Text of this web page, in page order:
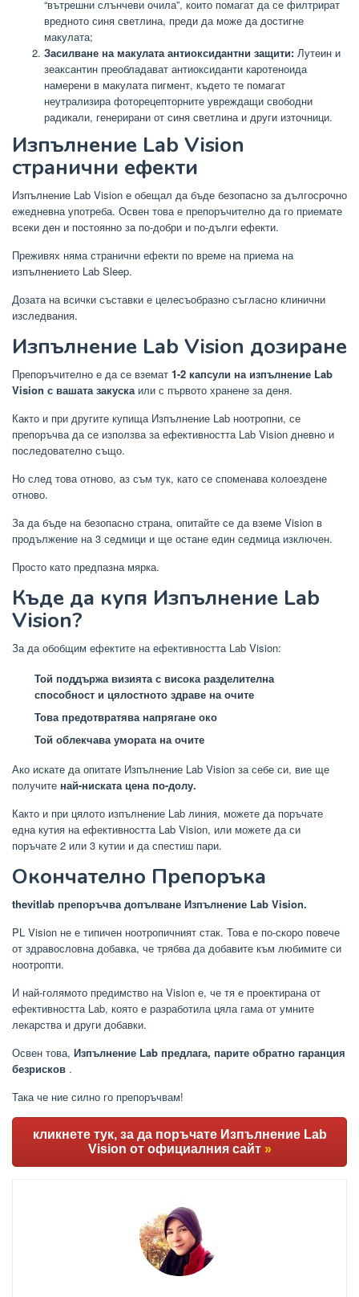
“вътрешни слънчеви очила”, които помагат да се филтрират
вредното синя светлина, преди да може да достигне
макулата;
Засилване на макулата антиоксидантни защити: Лутеин и
зеаксантин преобладават антиоксиданти каротеноида
намерени в макулата пигмент, където те помагат
неутрализира фоторецепторните увреждащи свободни
радикали, генерирани от синя светлина и други източници.
Изпълнение Lab Vision
странични ефекти
Изпълнение Lab Vision е обещал да бъде безопасно за дългосрочно
ежедневна употреба. Освен това е препоръчително да го приемате
всеки ден и постоянно за по-добри и по-дълги ефекти.
Преживях няма странични ефекти по време на приема на
изпълнението Lab Sleep.
Дозата на всички съставки е целесъобразно съгласно клинични
изследвания.
Изпълнение Lab Vision дозиране
Препоръчително е да се вземат 1-2 капсули на изпълнение Lab
Vision с вашата закускаили с първото хранене за деня.
Както и при другите купища Изпълнение Lab ноотропни, се
препоръчва да се използва за ефективността Lab Vision дневно и
последователно също.
Но след това отново, аз съм тук, като се споменава колоездене
отново.
За да бъде на безопасно страна, опитайте се да вземе Vision в
продължение на 3 седмици и ще остане един седмица изключен.
Просто като предпазна мярка.
Къде да купя Изпълнение Lab
Vision?
За да обобщим ефектите на ефективността Lab Vision:
Той поддържа визията с висока разделителна
способност и цялостното здраве на очите
Това предотвратява напрягане око
Той облекчава умората на очите
Ако искате да опитате Изпълнение Lab Vision за себе си, вие ще
получите най-ниската цена по-долу.
Както и при цялото изпълнение Lab линия, можете да поръчате
една кутия на ефективността Lab Vision, или можете да си
поръчате 2 или 3 кутии и да спестиш пари.
Окончателно Препоръка
thevitlab препоръчва допълване Изпълнение Lab Vision.
PL Vision не е типичен ноотропичният стак. Това е по-скоро повече
от здравословна добавка, че трябва да добавите към любимите си
ноотропти.
И най-голямото предимство на Vision е, че тя е проектирана от
ефективността Lab, която е разработила цяла гама от умните
лекарства и други добавки.
Освен това, Изпълнение Lab предлага, парите обратно гаранция
безрисков .
Така че ние силно го препоръчвам!
кликнете тук, за да поръчате Изпълнение Lab
Vision от официалния сайт »